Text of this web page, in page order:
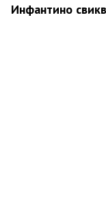
Инфантино